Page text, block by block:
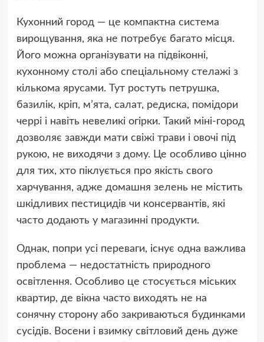
Кухонний город — це компактна система
вирощування, яка не потребує багато місця.
Його можна організувати на підвіконні,
кухонному столі або спеціальному стелажі з
кількома ярусами. Тут ростуть петрушка,
базилік, кріп, м’ята, салат, редиска, помідори
черрі і навіть невеликі огірки. Такий міні-город
дозволяє завжди мати свіжі трави і овочі під
рукою, не виходячи з дому. Це особливо цінно
для тих, хто піклується про якість свого
харчування, адже домашня зелень не містить
шкідливих пестицидів чи консервантів, які
часто додають у магазинні продукти.
Однак, попри усі переваги, існує одна важлива
проблема — недостатність природного
освітлення. Особливо це стосується міських
квартир, де вікна часто виходять не на
сонячну сторону або закриваються будинками
сусідів. Восени і взимку світловий день дуже